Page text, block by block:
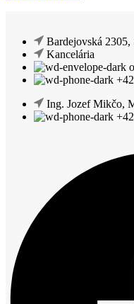
Bardejovská
Kancelária
Ing. Jozef Mikčo,